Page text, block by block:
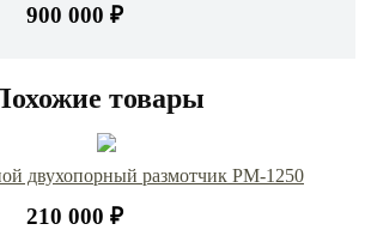
900 000 ₽
товары
двухопорный размотчик РМ-1250
210 000 ₽